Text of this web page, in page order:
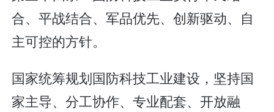
合、平战结合、军品优先、创新驱动、自
主可控的方针。
国家统筹规划国防科技工业建设，坚持国
家主导、分工协作、专业配套、开放融